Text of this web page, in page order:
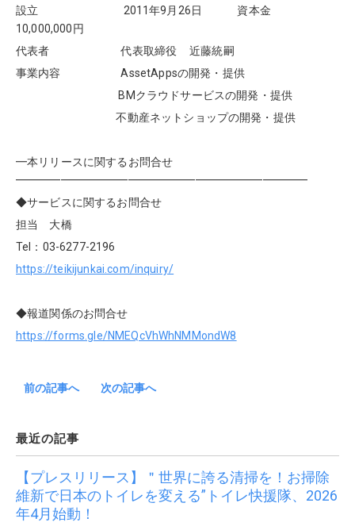
設立
2011年9月26日 資本金
10,000,000円
代表者 代表取締役 近藤統嗣
事業内容
AssetAppsの開発・提供
BMクラウドサービスの開発・提供
不動産ネットショップの開発・提供
━本リリースに関するお問合せ
━━━━━━━━━━━━━━━━━━━━━━━━━━
◆サービスに関するお問合せ
担当 大橋
Tel：03-6277-2196
https://teikijunkai.com/inquiry/
◆報道関係のお問合せ
https://forms.gle/NMEQcVhWhNMMondW8
前の記事へ 次の記事へ
最近の記事
【プレスリリース】＂世界に誇る清掃を！お掃除
維新で日本のトイレを変える”トイレ快援隊、2026
年4月始動！